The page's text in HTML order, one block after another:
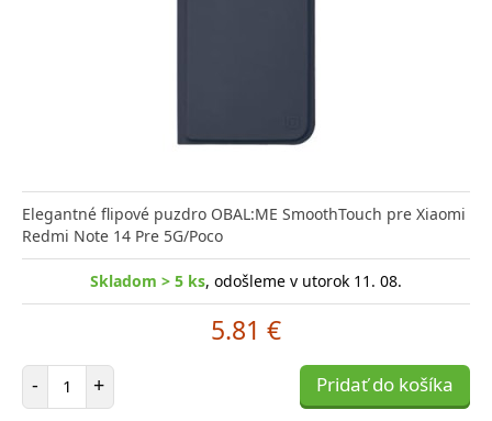
Elegantné flipové puzdro OBAL:ME SmoothTouch pre Xiaomi
Redmi Note 14 Pre 5G/Poco
Skladom > 5 ks, odošleme v utorok 11. 08.
5.81 €
- Počet položiek
+ Pridať do košíka